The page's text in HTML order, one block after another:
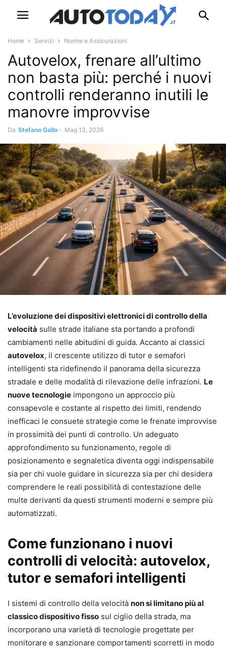
Home Servizi Norme e Assicurazioni
Autovelox, frenare all’ultimo
non basta più: perché i nuovi
controlli renderanno inutili le
manovre improvvise
Da Stefano Gallo - Mag 13, 2026
L’evoluzione dei dispositivi elettronici di controllo della
velocità sulle strade italiane sta portando a profondi
cambiamenti nelle abitudini di guida. Accanto ai classici
autovelox, il crescente utilizzo di tutor e semafori
intelligenti sta ridefinendo il panorama della sicurezza
stradale e delle modalità di rilevazione delle infrazioni. Le
nuove tecnologie impongono un approccio più
consapevole e costante al rispetto dei limiti, rendendo
inefficaci le consuete strategie come le frenate improvvise
in prossimità dei punti di controllo. Un adeguato
approfondimento su funzionamento, regole di
posizionamento e segnaletica diventa oggi indispensabile
sia per chi vuole guidare in sicurezza sia per chi desidera
comprendere le reali possibilità di contestazione delle
multe derivanti da questi strumenti moderni e sempre più
automatizzati.
Come funzionano i nuovi
controlli di velocità: autovelox,
tutor e semafori intelligenti
I sistemi di controllo della velocità non si limitano più al
classico dispositivo fisso sul ciglio della strada, ma
incorporano una varietà di tecnologie progettate per
monitorare e sanzionare comportamenti scorretti in modo